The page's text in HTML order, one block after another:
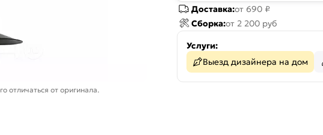
отличаться от оригинала.
Доставка:от 690 ₽
Сборка:от 2 200 руб
Услуги:
Выезд дизайнера на дом